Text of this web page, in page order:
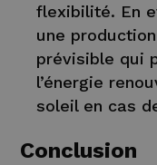
flexibilité. En
une
prévisible qui
l’énergie
soleil en cas
Conclusion